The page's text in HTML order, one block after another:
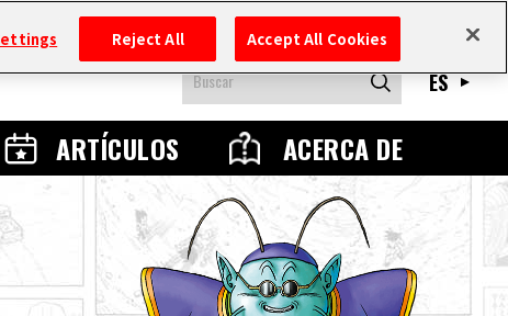
ARTÍCULOS ACERCA DE
ES
Reject All Accept All Cookies